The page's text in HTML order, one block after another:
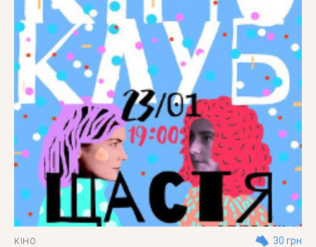
КІНО 30 грн